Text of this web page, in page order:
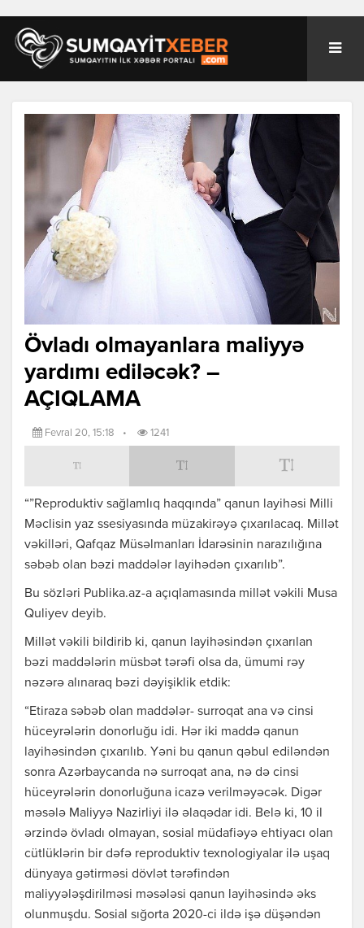
Övladı olmayanlara maliyyə
yardımı ediləcək? –
AÇIQLAMA
Fevral 20, 15:18 • 1241
“”Reproduktiv sağlamlıq haqqında” qanun layihəsi Milli
Məclisin yaz ssesiyasında müzakirəyə çıxarılacaq. Millət
vəkilləri, Qafqaz Müsəlmanları İdarəsinin narazılığına
səbəb olan bəzi maddələr layihədən çıxarılıb”.
Bu sözləri Publika.az-a açıqlamasında millət vəkili Musa
Quliyev deyib.
Millət vəkili bildirib ki, qanun layihəsindən çıxarılan
bəzi maddələrin müsbət tərəfi olsa da, ümumi rəy
nəzərə alınaraq bəzi dəyişiklik etdik:
“Etiraza səbəb olan maddələr- surroqat ana və cinsi
hüceyrələrin donorluğu idi. Hər iki maddə qanun
layihəsindən çıxarılıb. Yəni bu qanun qəbul ediləndən
sonra Azərbaycanda nə surroqat ana, nə də cinsi
hüceyrələrin donorluğuna icazə verilməyəcək. Digər
məsələ Maliyyə Nazirliyi ilə əlaqədar idi. Belə ki, 10 il
ərzində övladı olmayan, sosial müdafiəyə ehtiyacı olan
cütlüklərin bir dəfə reproduktiv texnologiyalar ilə uşaq
dünyaya gətirməsi dövlət tərəfindən
maliyyələşdirilməsi məsələsi qanun layihəsində əks
olunmuşdu. Sosial sığorta 2020-ci ildə işə düşəndən